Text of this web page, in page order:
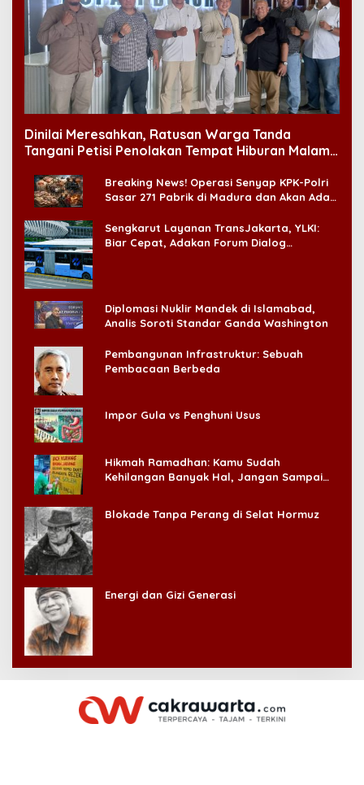
Dinilai Meresahkan, Ratusan Warga Tanda
Tangani Petisi Penolakan Tempat Hiburan Malam
Breaking News! Operasi Senyap KPK-Polri
Sasar 271 Pabrik di Madura dan Akan Ada
Sengkarut Layanan TransJakarta, YLKI:
Biar Cepat, Adakan Forum Dialog
Diplomasi Nuklir Mandek di Islamabad,
Analis Soroti Standar Ganda Washington
Pembangunan Infrastruktur: Sebuah
Pembacaan Berbeda
Impor Gula vs Penghuni Usus
Hikmah Ramadhan: Kamu Sudah
Kehilangan Banyak Hal, Jangan Sampai
Blokade Tanpa Perang di Selat Hormuz
Energi dan Gizi Generasi